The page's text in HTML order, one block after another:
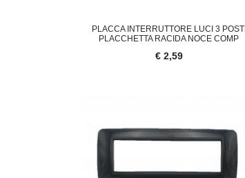
PLACCA INTERRUTTORE LUCI 3 POSTI
PLACCHETTA RACIDA NOCE COMP
€ 2,59